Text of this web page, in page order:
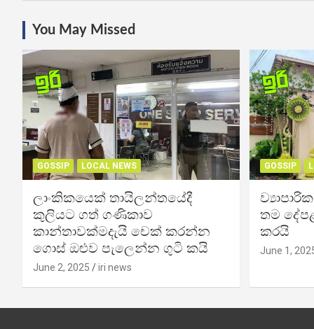
You May Missed
GOSSIP LOCAL NEWS
ලාංකිකයෙක් තායිලන්තයේදී
කුලියට ගත් ගණිකාව
කාන්තාවක්මදැයි චෙක් කරන්න
ගොස් ඔළුව පැලෙන්න ගුටි කයි
June 2, 2025 iri news
GOSSIP
තම
කරයි
June 1,